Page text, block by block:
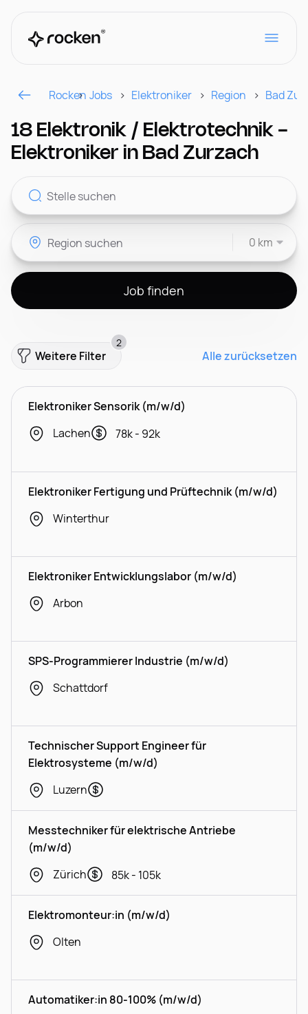
Für Arbeitgeber
Kontakt
CH
Rocken Jobs Elektroniker Region Bad
18 Elektronik / Elektrotechnik -
Elektroniker in Bad Zurzach
0 km
Job finden
Weitere Filter
2
Alle zurücksetzen
Elektroniker Sensorik (m/w/d)
Lachen
78k - 92k
Elektroniker Fertigung und Prüftechnik (m/w/d)
Winterthur
Elektroniker Entwicklungslabor (m/w/d)
Arbon
SPS-Programmierer Industrie (m/w/d)
Schattdorf
Technischer Support Engineer für
Elektrosysteme (m/w/d)
Luzern
Messtechniker für elektrische Antriebe
(m/w/d)
Zürich
85k - 105k
Elektromonteur:in (m/w/d)
Olten
Automatiker:in 80-100% (m/w/d)